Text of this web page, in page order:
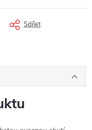
Sdílet